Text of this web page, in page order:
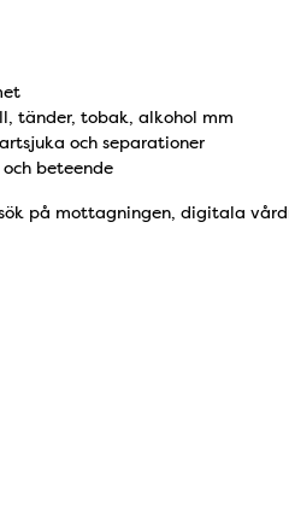
tänder, tobak, alkohol mm
och separationer
beteende
på mottagningen, digitala